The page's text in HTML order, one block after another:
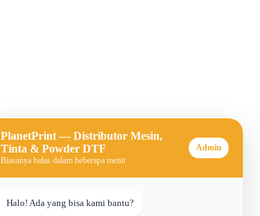
PlanetPrint — Distributor Mesin,
Tinta & Powder DTF
Biasanya balas dalam beberapa menit
Admin
Halo! Ada yang bisa kami bantu?